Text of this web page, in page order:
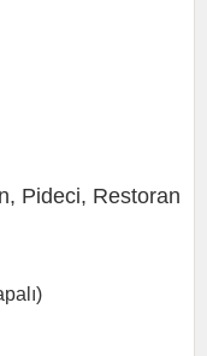
, Pideci, Restoran